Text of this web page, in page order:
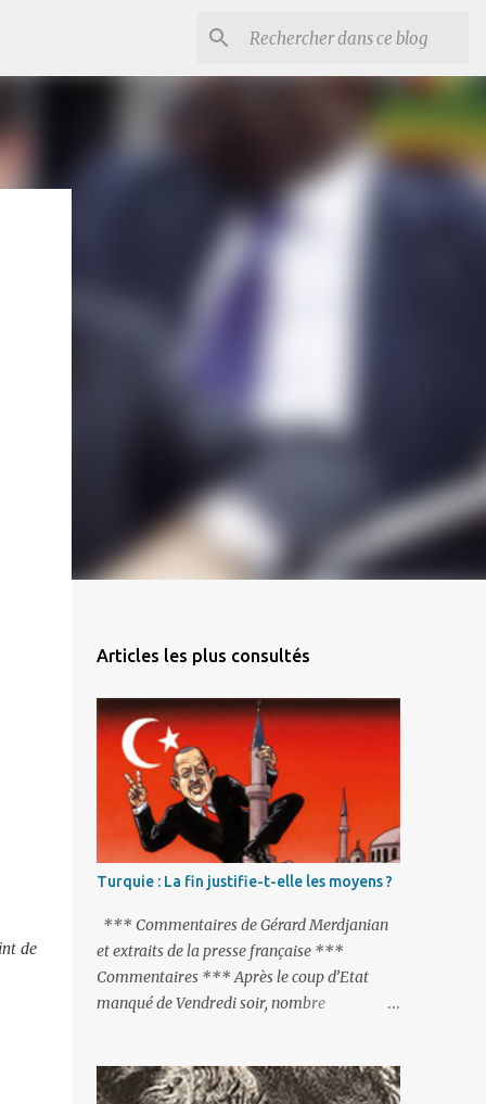
de
Articles les plus consultés
Turquie : La fin justifie-t-elle les moyens ?
*** Commentaires de Gérard Merdjanian
et extraits de la presse française ***
Commentaires *** Après le coup d’Etat
manqué de Vendredi soir, nombre
monde condamne le coup d’Etat mené par